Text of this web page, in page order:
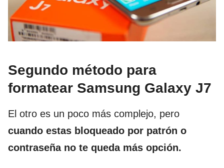
Segundo método para
formatear Samsung Galaxy J7
El otro es un poco más complejo, pero
cuando estas bloqueado por patrón o
contraseña no te queda más opción.